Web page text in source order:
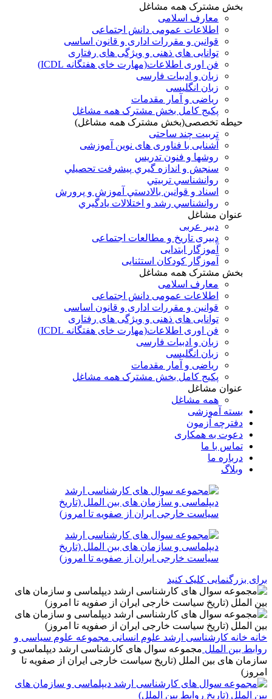
بخش مشترک همه مشاغل
معارف اسلامی
اطلاعات عمومی دانش اجتماعی
قوانین و مقررات اداری و قانون اساسی
توانایی های ذهنی و ویژگی های رفتاری
فن اوری اطلاعات(مهارت خای هفتگانه ICDL)
زبان و ادبیات فارسی
زبان انگلیسی
ریاضی و آمار مقدمات
پکیج کامل بخش مشترک همه مشاغل
حیطه تخصصی(بخش مشترک همه مشاغل)
تربیت چند ساحتی
آشنایی با فناوری های نوین آموزشی
روشها و فنون تدريس
سنجش و اندازه گيري پيشرفت تحصيلي
روانشناسي تربيتي
اسناد و قوانين بالادستي آموزش و پرورش
روانشناسي رشد و اختلالات يادگيري
عنوان مشاغل
دبير عربی
دبیری تاریخ و مطالعات اجتماعی
آموزگار ابتدایی
آموزگار کودکان استثنایی
بخش مشترک همه مشاغل
معارف اسلامی
اطلاعات عمومی دانش اجتماعی
قوانین و مقررات اداری و قانون اساسی
توانایی های ذهنی و ویژگی های رفتاری
فن اوری اطلاعات(مهارت خای هفتگانه ICDL)
زبان و ادبیات فارسی
زبان انگلیسی
ریاضی و آمار مقدمات
پکیج کامل بخش مشترک همه مشاغل
عنوان مشاغل
همه مشاغل
بسته آموزشی
دفترچه آزمون
دعوت به همکاری
تماس با ما
درباره ما
وبلاگ
برای بزرگنمایی کلیک کنید
خانه خانه کارشناسی ارشد علوم انسانی مجموعه علوم سیاسی و
روابط بین الملل مجموعه سوال های کارشناسی ارشد دیپلماسی و
سازمان های بین الملل (تاریخ سیاست خارجی ایران از صفویه تا
امروز)